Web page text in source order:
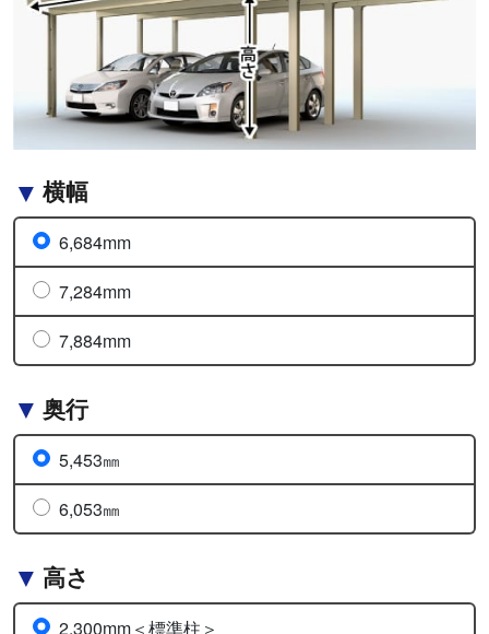
横幅
6,684mm
7,284mm
7,884mm
奥行
5,453㎜
6,053㎜
高さ
2,300mm＜標準柱＞